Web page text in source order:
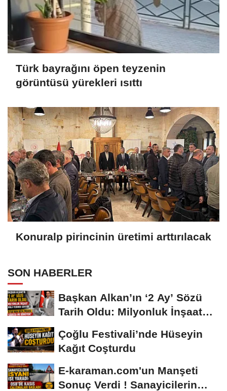
Türk bayrağını öpen teyzenin
görüntüsü yürekleri ısıttı
Konuralp pirincinin üretimi arttırılacak
SON HABERLER
Başkan Alkan’ın ‘2 Ay’ Sözü
Tarih Oldu: Milyonluk İnşaat
Çoğlu Festivali’nde Hüseyin
Kağıt Coşturdu
E-karaman.com'un Manşeti
Sonuç Verdi ! Sanayicilerin